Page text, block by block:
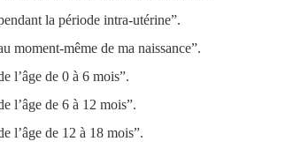
la période intra-utérine”.
moment-même de ma naissance”.
l’âge de 0 à 6 mois”.
l’âge de 6 à 12 mois”.
l’âge de 12 à 18 mois”.